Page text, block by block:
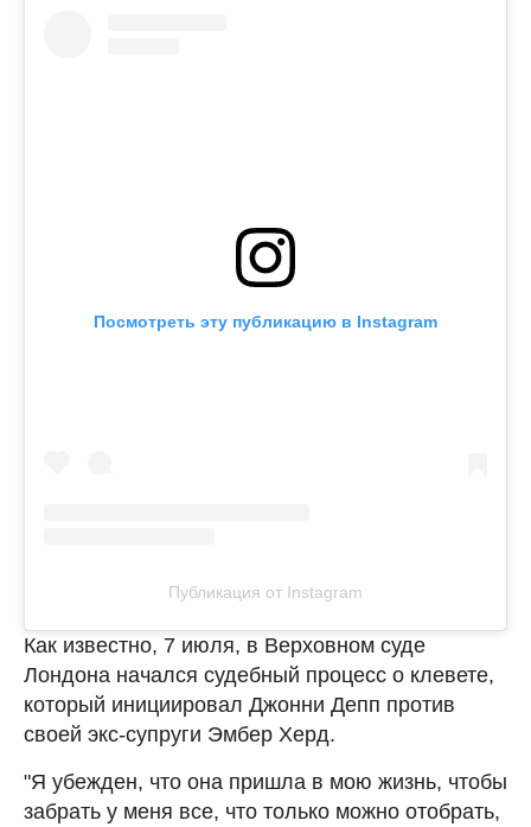
Посмотреть эту публикацию в Instagram
Публикация от Instagram
Как известно, 7 июля, в Верховном суде
Лондона начался судебный процесс о клевете,
который инициировал Джонни Депп против
своей экс-супруги Эмбер Херд.
"Я убежден, что она пришла в мою жизнь, чтобы
забрать у меня все, что только можно отобрать,